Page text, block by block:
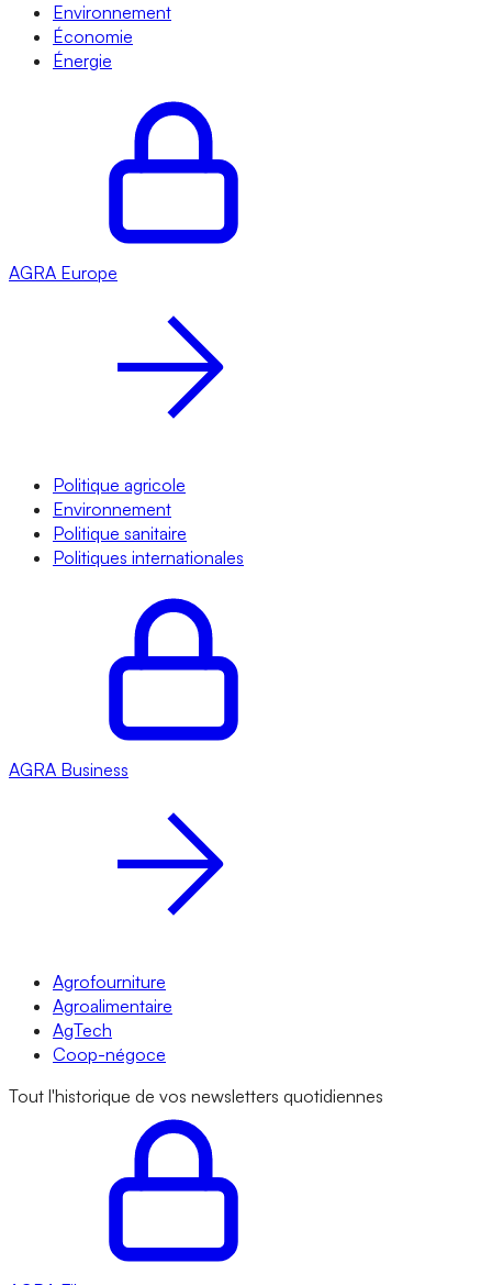
Environnement
Économie
Énergie
AGRA Europe
Politique agricole
Environnement
Politique sanitaire
Politiques internationales
AGRA Business
Agrofourniture
Agroalimentaire
AgTech
Coop-négoce
Tout l'historique de vos newsletters quotidiennes